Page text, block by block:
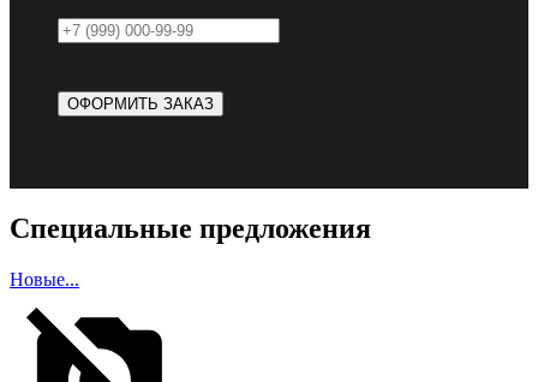
Специальные предложения
Новые...